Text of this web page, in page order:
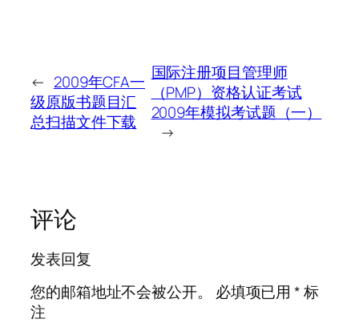
← 2009年CFA一
级原版书题目汇
总扫描文件下载
国际注册项目管理师
（PMP）资格认证考试
2009年模拟考试题（一）
→
评论
发表回复
您的邮箱地址不会被公开。
必填项已用*标
注